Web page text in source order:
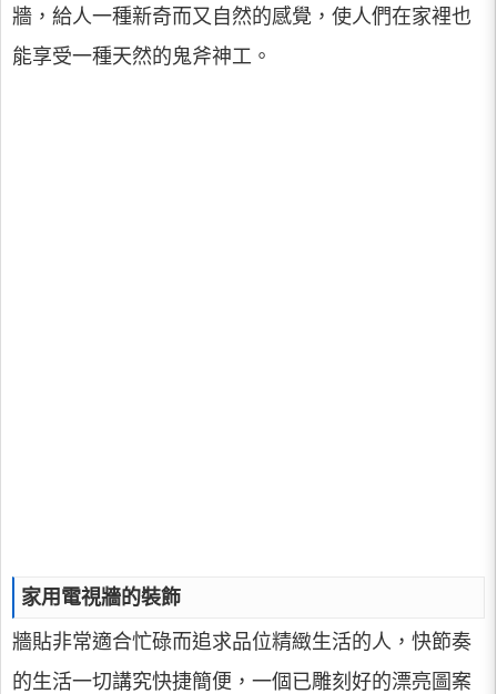
牆，給人一種新奇而又自然的感覺，使人們在家裡也
能享受一種天然的鬼斧神工。
家用電視牆的裝飾
牆貼非常適合忙碌而追求品位精緻生活的人，快節奏
的生活一切講究快捷簡便，一個已雕刻好的漂亮圖案